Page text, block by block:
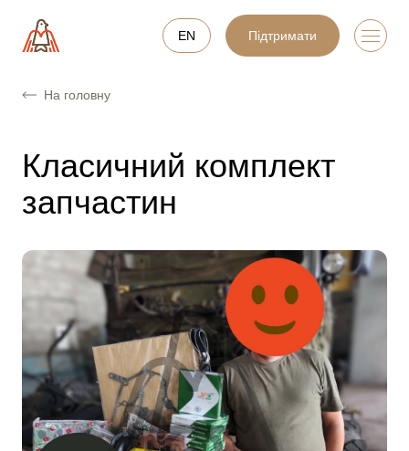
EN Підтримати
На головну
Класичний комплект
запчастин